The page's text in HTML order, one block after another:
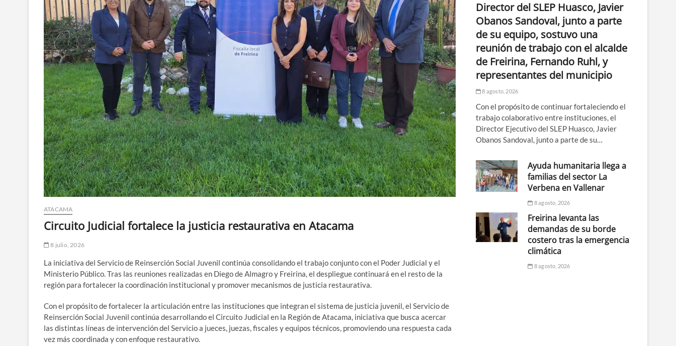
ATACAMA
Circuito Judicial fortalece la justicia restaurativa en Atacama
8 julio, 2026
La iniciativa del Servicio de Reinserción Social Juvenil continúa consolidando el trabajo conjunto con el Poder Judicial y el
Ministerio Público. Tras las reuniones realizadas en Diego de Almagro y Freirina, el despliegue continuará en el resto de la
región para fortalecer la coordinación institucional y promover mecanismos de justicia restaurativa.
Con el propósito de fortalecer la articulación entre las instituciones que integran el sistema de justicia juvenil, el Servicio de
Reinserción Social Juvenil continúa desarrollando el Circuito Judicial en la Región de Atacama, iniciativa que busca acercar
las distintas líneas de intervención del Servicio a jueces, juezas, fiscales y equipos técnicos, promoviendo una respuesta cada
vez más coordinada y con enfoque restaurativo.
Director del SLEP Huasco, Javier
Obanos Sandoval, junto a parte
de su equipo, sostuvo una
reunión de trabajo con el alcalde
de Freirina, Fernando Ruhl, y
representantes del municipio
8 agosto, 2026
Con el propósito de continuar fortaleciendo el
trabajo colaborativo entre instituciones, el
Director Ejecutivo del SLEP Huasco, Javier
Obanos Sandoval, junto a parte de su…
Ayuda humanitaria llega a
familias del sector La
Verbena en Vallenar
8 agosto, 2026
Freirina levanta las
demandas de su borde
costero tras la emergencia
climática
8 agosto, 2026